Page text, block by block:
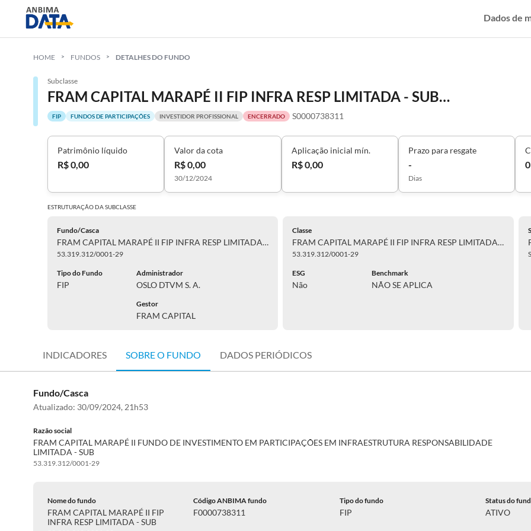
Dados de
HOME FUNDOS DETALHES DO FUNDO
Subclasse
FRAM CAPITAL MARAPÉ II FIP INFRA RESP LIMITADA - SUB CLASSE A
FIP FUNDOS DE PARTICIPAÇÕES INVESTIDOR PROFISSIONAL ENCERRADO S0000738311
Patrimônio líquido
R$ 0,00
Valor da cota
R$ 0,00
30/12/2024
Aplicação inicial mín.
R$ 0,00
Prazo para resgate
-
Dias
0
ESTRUTURAÇÃO DASUBCLASSE
Fundo/Casca
FRAM CAPITAL MARAPÉ II FIP INFRA RESP LIMITADA - SUB
53.319.312/0001-29
Tipo do Fundo
FIP
Administrador
OSLO DTVM S. A.
Gestor
FRAM CAPITAL
Classe
FRAM CAPITAL MARAPÉ II FIP INFRA RESP LIMITADA - SUB
53.319.312/0001-29
ESG
Não
Benchmark
NÃO SE APLICA
INDICADORES SOBRE O FUNDO DADOS PERIÓDICOS
Fundo/Casca
Atualizado: 30/09/2024, 21h53
Razão social
FRAM CAPITAL MARAPÉ II FUNDO DE INVESTIMENTO EM PARTICIPAÇÕES EM INFRAESTRUTURA RESPONSABILIDADE
LIMITADA - SUB
53.319.312/0001-29
Nome do fundo
FRAM CAPITAL MARAPÉ II FIP
INFRA RESP LIMITADA - SUB
Código ANBIMA fundo
F0000738311
Tipo do fundo
FIP
Status do
ATIVO